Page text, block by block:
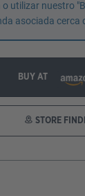
utilizar nuestro
asociada cerca
BUY AT
STORE